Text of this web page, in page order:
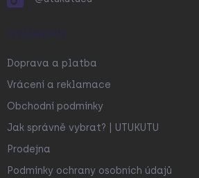
O NÁKUPU
Doprava a platba
Vrácení a reklamace
Obchodní podmínky
Jak správně vybrat? | UTUKUTU
Prodejna
Podmínky ochrany osobních údajů